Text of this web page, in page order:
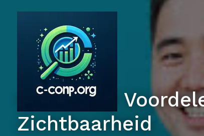
Ontdek de
Zichtbaarheid